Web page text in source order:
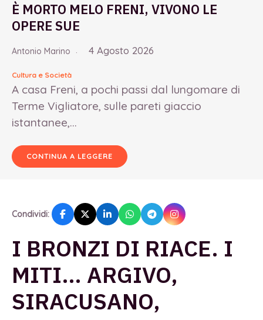
È MORTO MELO FRENI, VIVONO LE
OPERE SUE
Antonio Marino 4 Agosto 2026
Cultura e Società
A casa Freni, a pochi passi dal lungomare di
Terme Vigliatore, sulle pareti giaccio
istantanee,...
CONTINUA A LEGGERE
Condividi:
I BRONZI DI RIACE. I
MITI… ARGIVO,
SIRACUSANO,